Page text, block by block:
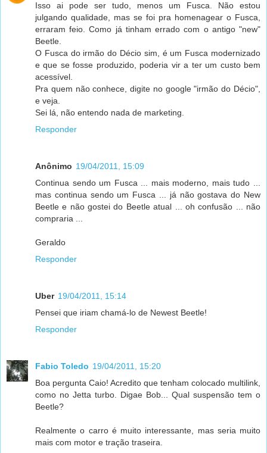
Isso ai pode ser tudo, menos um Fusca. Não estou
julgando qualidade, mas se foi pra homenagear o Fusca,
erraram feio. Como já tinham errado com o antigo "new"
Beetle.
O Fusca do irmão do Décio sim, é um Fusca modernizado
e que se fosse produzido, poderia vir a ter um custo bem
acessível.
Pra quem não conhece, digite no google "irmão do Décio",
e veja.
Sei lá, não entendo nada de marketing.
Responder
Anônimo 19/04/2011, 15:09
Continua sendo um Fusca ... mais moderno, mais tudo ...
mas continua sendo um Fusca ... já não gostava do New
Beetle e não gostei do Beetle atual ... oh confusão ... não
compraria ...
Geraldo
Responder
Uber 19/04/2011, 15:14
Pensei que iriam chamá-lo de Newest Beetle!
Responder
Fabio Toledo 19/04/2011, 15:20
Boa pergunta Caio! Acredito que tenham colocado multilink,
como no Jetta turbo. Digae Bob... Qual suspensão tem o
Beetle?
Realmente o carro é muito interessante, mas seria muito
mais com motor e tração traseira.